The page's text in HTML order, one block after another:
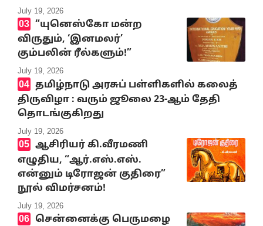
July 19, 2026
“யுனெஸ்கோ மன்ற
விருதும், ‘இனமலர்’
கும்பலின் ரீல்களும்!”
July 19, 2026
தமிழ்நாடு அரசுப் பள்ளிகளில் கலைத்
திருவிழா : வரும் ஜூலை 23-ஆம் தேதி
தொடங்குகிறது
July 19, 2026
ஆசிரியர் கி.வீரமணி
எழுதிய, “ஆர்.எஸ்.எஸ்.
என்னும் டிரோஜன் குதிரை”
நூல் விமர்சனம்!
July 19, 2026
சென்னைக்கு பெருமழை